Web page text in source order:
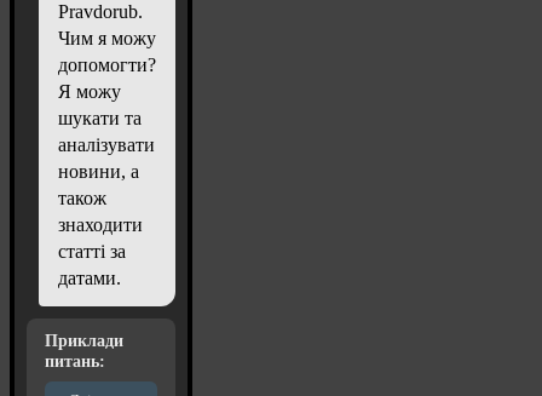
Pravdorub.
Чим я можу
допомогти?
Я можу
шукати та
аналізувати
новини, а
також
знаходити
статті за
датами.
Приклади
питань: